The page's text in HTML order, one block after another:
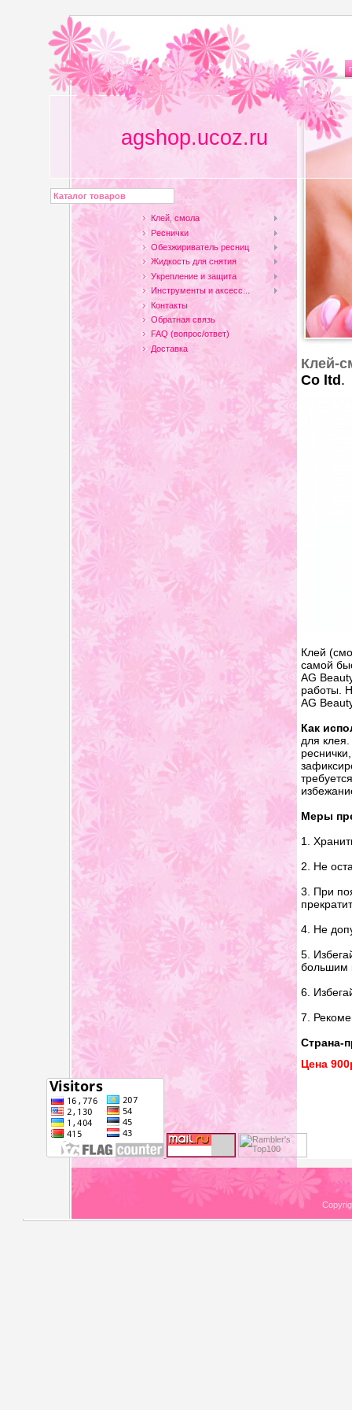
agshop.ucoz.ru
Каталог товаров
Клей, смола
Реснички
Обезжириватель ресниц
Жидкость для снятия
Укрепление и защита
Инструменты и аксесс...
Контакты
Обратная связь
FAQ (вопрос/ответ)
Доставка
Клей-
Co ltd.
Клей
самой
AG
работы.
AG
Как
для
Меры
1.
2. Не
3. При
4. Не
5.
большим
6.
7.
Страна-
Цена